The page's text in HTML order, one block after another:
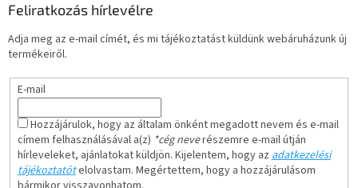
Feliratkozás hírlevélre
Adja meg az e-mail címét, és mi tájékoztatást küldünk webáruházunk új
termékeiről.
E-mail
Hozzájárulok, hogy az általam önként megadott nevem és e-mail
címem felhasználásával a(z) *cég neverészemre e-mail útján
hírleveleket, ajánlatokat küldjön. Kijelentem, hogy azadatkezelési
tájékoztatótelolvastam. Megértettem, hogy a hozzájárulásom